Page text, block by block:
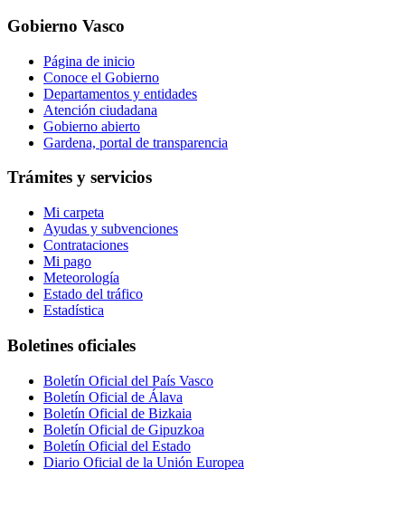
Gobierno Vasco
Página de inicio
Conoce el Gobierno
Departamentos y entidades
Atención ciudadana
Gobierno abierto
Gardena, portal de transparencia
Trámites y servicios
Mi carpeta
Ayudas y subvenciones
Contrataciones
Mi pago
Meteorología
Estado del tráfico
Estadística
Boletines oficiales
Boletín Oficial del País Vasco
Boletín Oficial de Álava
Boletín Oficial de Bizkaia
Boletín Oficial de Gipuzkoa
Boletín Oficial del Estado
Diario Oficial de la Unión Europea